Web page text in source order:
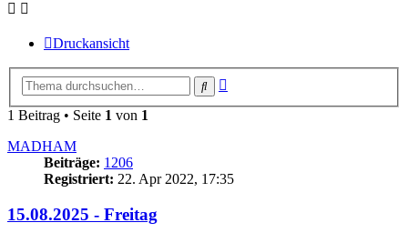
Druckansicht
Suche
1 Beitrag • Seite 1 von 1
MADHAM
Beiträge: 1206
Registriert: 22. Apr 2022, 17:35
15.08.2025 - Freitag